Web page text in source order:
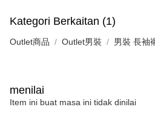
Kategori Berkaitan (1)
Outlet商品 Outlet男裝 男裝 長袖
menilai
Item ini buat masa ini tidak dinilai